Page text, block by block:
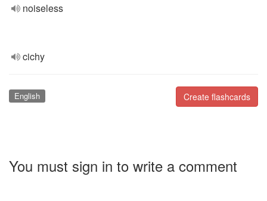
noiseless
cichy
Create flashcards
English
You must sign in to write a comment